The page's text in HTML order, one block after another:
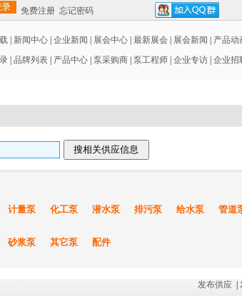
免费注册 忘记密码
新闻中心 企业新闻 展会中心| 最新展会| 展会新闻 产品动
品牌列表 产品中心 泵采购商| 泵工程师| 企业专访| 企业招
计量泵 化工泵 潜水泵 排污泵 给水泵 管道
砂浆泵 其它泵 配件
发布供应